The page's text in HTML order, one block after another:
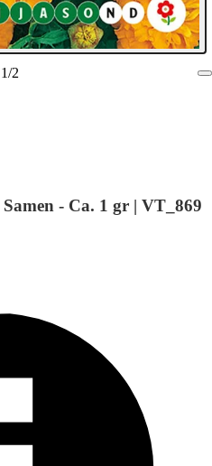
1/2
- Ca. 1 gr | VT_869